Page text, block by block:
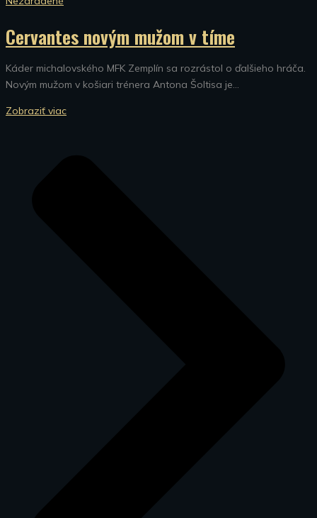
Cervantes novým mužom v tíme
Káder michalovského MFK Zemplín sa rozrástol o ďalšieho hráča.
Novým mužom v košiari trénera Antona Šoltisa je...
Zobraziť viac